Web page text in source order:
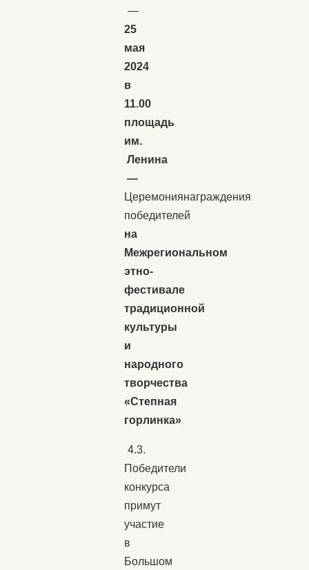
—
25
мая
2024
в
11.00
площадь
им.
Ленина
—
Церемониянаграждения
победителей
на
Межрегиональном
этно-
фестивале
традиционной
культуры
и
народного
творчества
«Степная
горлинка»
4.3.
Победители
конкурса
примут
участие
в
Большом